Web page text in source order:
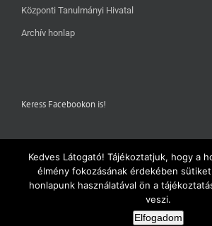
Központi Tanulmányi Hivatal
Archív honlap
Keress Facebookon is!
Copyright 2018 - vegyeszhk.hu
Kedves Látogató! Tájékoztatjuk, hogy a
élmény fokozásának érdekében sütiket
honlapunk használatával ön a
veszi.
Elfogadom